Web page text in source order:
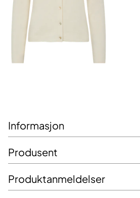
Informasjon
Produsent
Produktanmeldelser